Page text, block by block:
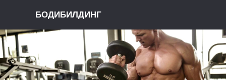
БОДИБИЛДИНГ